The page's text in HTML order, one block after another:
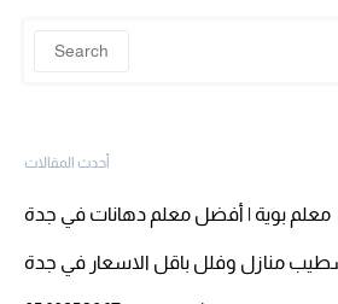
Search
أحدث المقالات
معلم بوية | أفضل معلم دهانات في جدة
منازل وفلل باقل الاسعار في جدة